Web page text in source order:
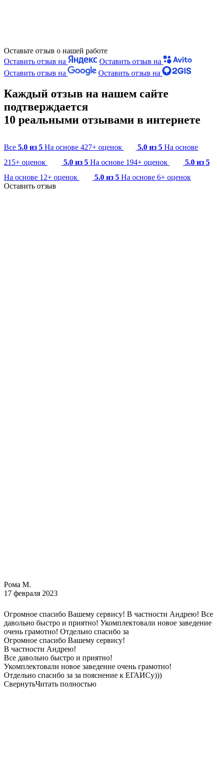
Оставьте отзыв о нашей работе
Оставить отзыв на
Оставить отзыв на
Оставить отзыв на
Оставить отзыв на
Каждый отзыв на нашем сайте
подтверждается
10 реальными отзывами в интернете
Все 5.0 из 5 На основе 427+ оценок 5.0 из 5 На основе
215+ оценок
5.0 из 5 На основе 194+ оценок
5.0 из 5
На основе 12+ оценок
5.0 из 5 На основе 6+ оценок
Оставить отзыв
Рома М.
17 февраля 2023
Огромное спасибо Вашему сервису! В частности Андрею! Все
давольно быстро и приятно! Укомплектовали новое заведение
очень грамотно! Отдельно спасибо за
Огромное спасибо Вашему сервису!
В частности Андрею!
Все давольно быстро и приятно!
Укомплектовали новое заведение очень грамотно!
Отдельно спасибо за за пояснение к ЕГАИСу)))
СвернутьЧитать полностью